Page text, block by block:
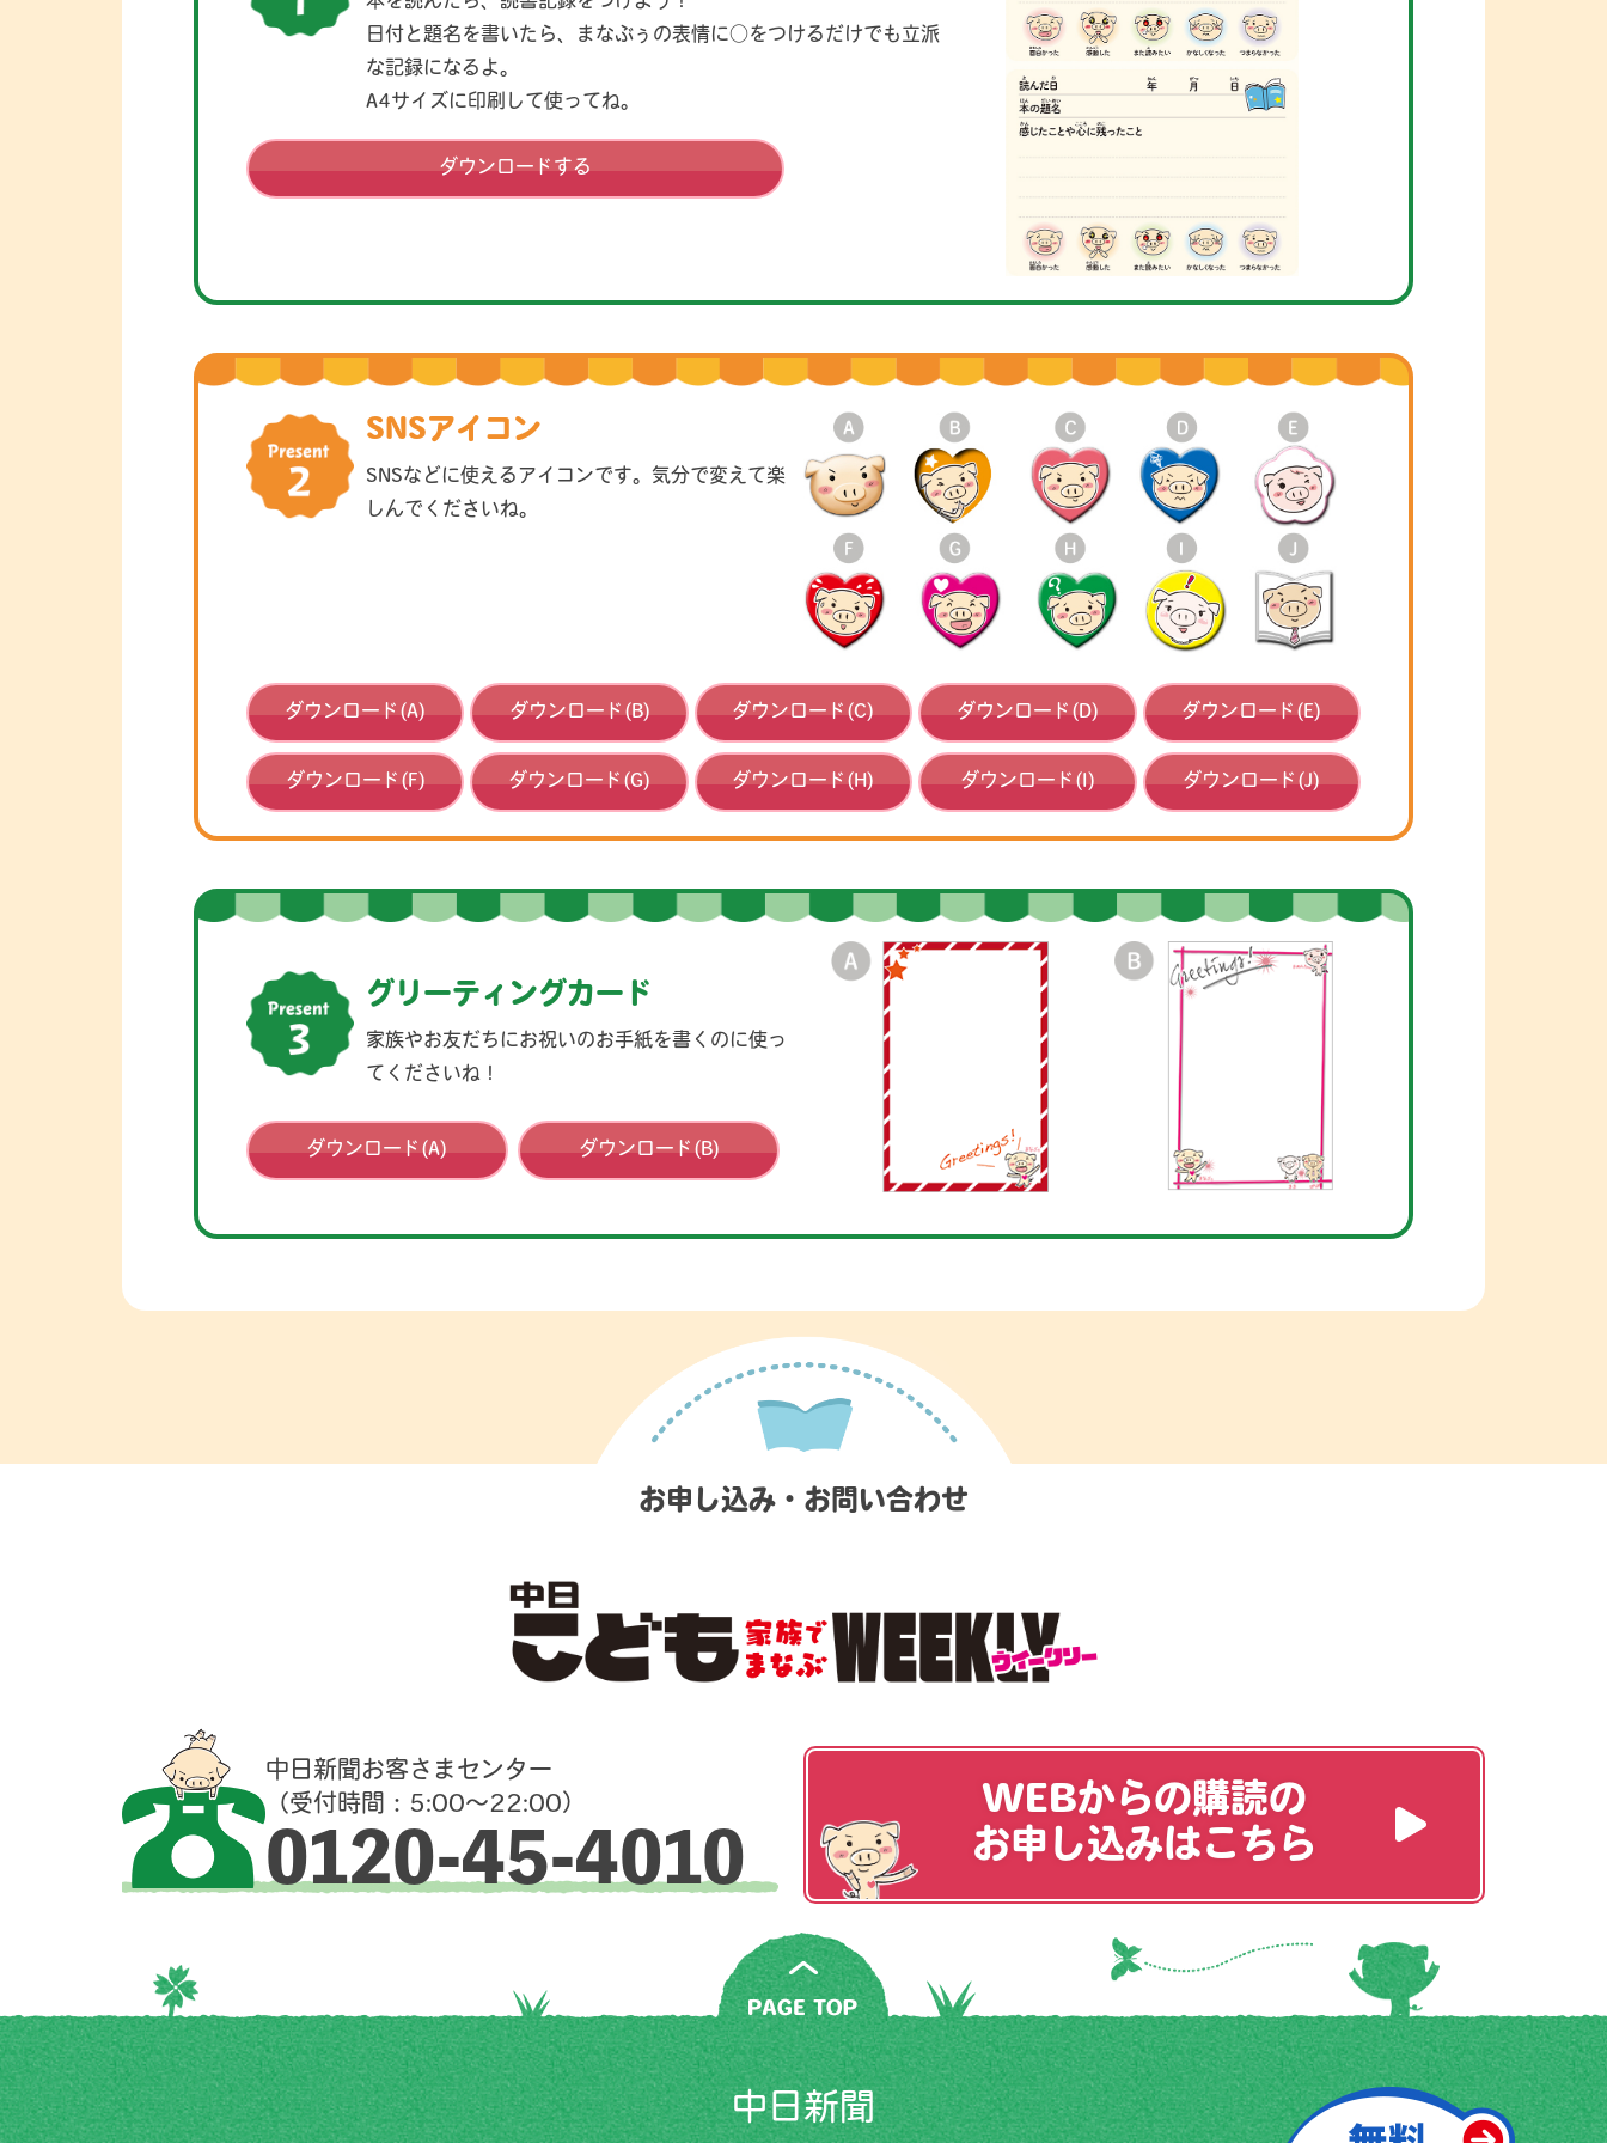
日付と題名を書いたら、まなぶぅの表情に○をつけるだけでも立派
な記録になるよ。
A4サイズに印刷して使ってね。
ダウンロードする
SNSアイコン
SNSなどに使えるアイコンです。気分で変えて楽
しんでくださいね。
ダウンロード(A) ダウンロード(B) ダウンロード(C) ダウンロード(D) ダウンロード(E)
ダウンロード(F) ダウンロード(G) ダウンロード(H) ダウンロード(I) ダウンロード(J)
グリーティングカード
家族やお友だちにお祝いのお手紙を書くのに使っ
てくださいね！
ダウンロード(A) ダウンロード(B)
お申し込み・お問い合わせ
中日新聞お客さまセンター
（受付時間：5:00～22:00）
0120-45-4010
WEBからの購読の
お申し込みはこちら
中日新聞